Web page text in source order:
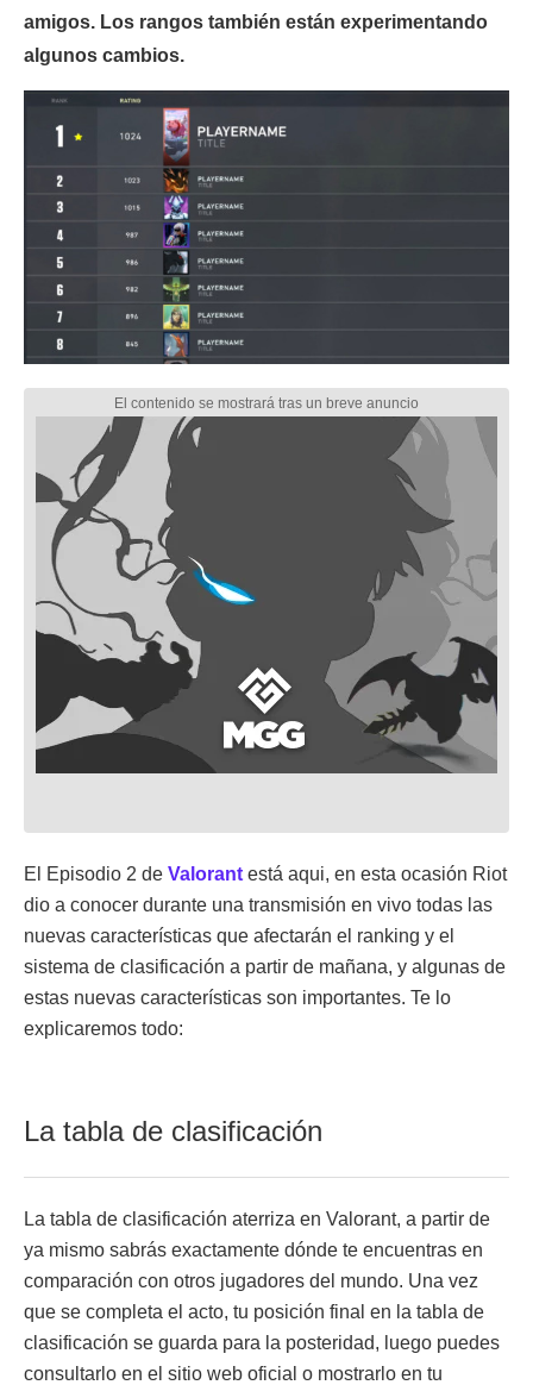
amigos. Los rangos también están experimentando
algunos cambios.
El Episodio 2 de Valorant está aqui, en esta ocasión Riot
dio a conocer durante una transmisión en vivo todas las
nuevas características que afectarán el ranking y el
sistema de clasificación a partir de mañana, y algunas de
estas nuevas características son importantes. Te lo
explicaremos todo:
La tabla de clasificación
La tabla de clasificación aterriza en Valorant, a partir de
ya mismo sabrás exactamente dónde te encuentras en
comparación con otros jugadores del mundo. Una vez
que se completa el acto, tu posición final en la tabla de
clasificación se guarda para la posteridad, luego puedes
consultarlo en el sitio web oficial o mostrarlo en tu